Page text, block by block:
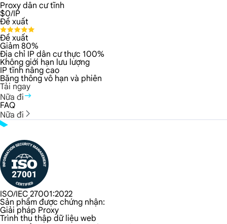
Proxy dân cư tĩnh
$0/IP
Đề xuất
Đề xuất
Giảm 80%
Địa chỉ IP dân cư thực 100%
Không giới hạn lưu lượng
IP tĩnh nâng cao
Băng thông vô hạn và phiên
Tải ngay
Nữa đi
FAQ
Nữa đi
ISO/IEC 27001:2022
Sản phẩm được chứng nhận:
Giải pháp Proxy
Trình thu thập dữ liệu web